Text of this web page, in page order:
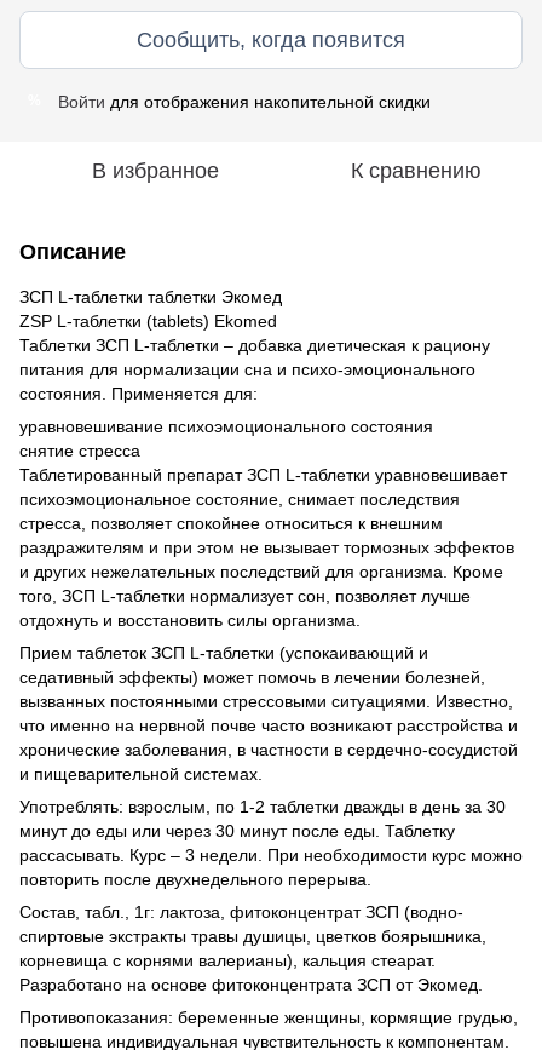
Сообщить, когда появится
Войти для отображения накопительной скидки
В избранное К сравнению
Описание
ЗСП L-таблетки таблетки Экомед
ZSP L-таблетки (tablets) Ekomed
Таблетки ЗСП L-таблетки – добавка диетическая к рациону
питания для нормализации сна и психо-эмоционального
состояния. Применяется для:
уравновешивание психоэмоционального состояния
снятие стресса
Таблетированный препарат ЗСП L-таблетки уравновешивает
психоэмоциональное состояние, снимает последствия
стресса, позволяет спокойнее относиться к внешним
раздражителям и при этом не вызывает тормозных эффектов
и других нежелательных последствий для организма. Кроме
того, ЗСП L-таблетки нормализует сон, позволяет лучше
отдохнуть и восстановить силы организма.
Прием таблеток ЗСП L-таблетки (успокаивающий и
седативный эффекты) может помочь в лечении болезней,
вызванных постоянными стрессовыми ситуациями. Известно,
что именно на нервной почве часто возникают расстройства и
хронические заболевания, в частности в сердечно-сосудистой
и пищеварительной системах.
Употреблять: взрослым, по 1-2 таблетки дважды в день за 30
минут до еды или через 30 минут после еды. Таблетку
рассасывать. Курс – 3 недели. При необходимости курс можно
повторить после двухнедельного перерыва.
Состав, табл., 1г: лактоза, фитоконцентрат ЗСП (водно-
спиртовые экстракты травы душицы, цветков боярышника,
корневища с корнями валерианы), кальция стеарат.
Разработано на основе фитоконцентрата ЗСП от Экомед.
Противопоказания: беременные женщины, кормящие грудью,
повышена индивидуальная чувствительность к компонентам.